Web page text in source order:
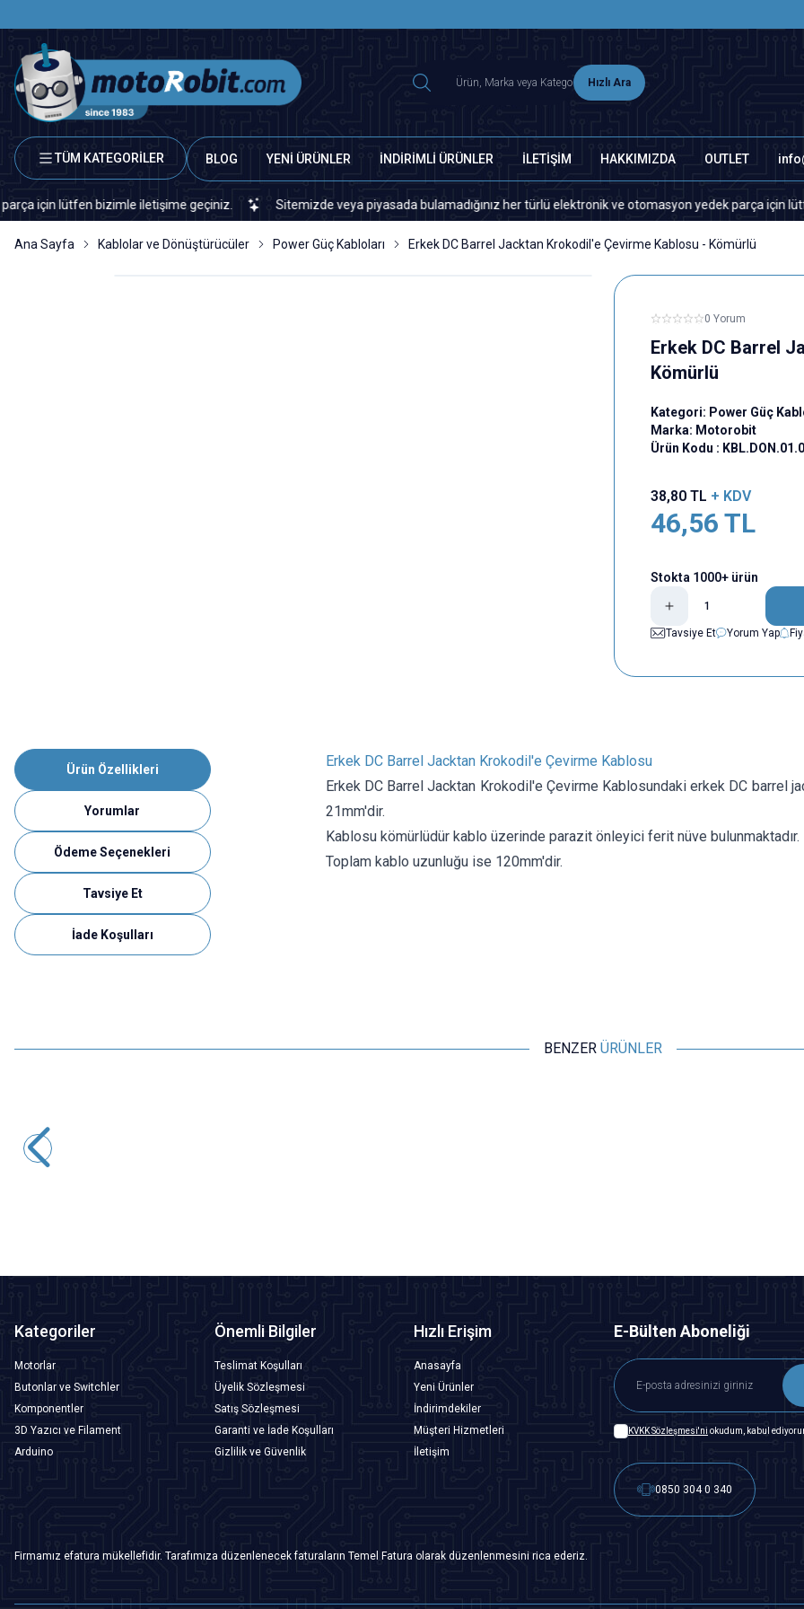
Hızlı Ara
TÜM KATEGORİLER BLOG YENİ ÜRÜNLER İNDİRİMLİ ÜRÜNLER İLETİŞİM HAKKIMIZDA OUTLET
lütfen bizimle iletişime geçiniz. Sitemizde veya piyasada bulamadığınız her türlü elektronik ve otomasyon yedek parça için lütfen
Ana Sayfa Kablolar ve Dönüştürücüler Power Güç Kabloları Erkek DC Barrel Jacktan Krokodil'e Çevirme Kablosu - Kömürlü
0 Yorum
Erkek DC Barrel
Kömürlü
Kategori: Power Güç
Marka: Motorobit
Ürün Kodu :
38,80TL + KDV
46,56 TL
Stokta 1000+ ürün
Tavsiye Et
Yorum Yap
Ürün Özellikleri
Yorumlar
Ödeme Seçenekleri
Tavsiye Et
İade Koşulları
Erkek DC Barrel Jacktan Krokodil'e Çevirme Kablosu
Erkek DC Barrel Jacktan Krokodil'e Çevirme Kablosundaki erkek DC barrel
21mm'dir.
Kablosu kömürlüdür kablo üzerinde parazit önleyici ferit nüve bulunmaktadır.
Toplam kablo uzunluğu ise 120mm'dir.
BENZER ÜRÜNLER
Kategoriler
Motorlar
Butonlar ve Switchler
Komponentler
3D Yazıcı ve Filament
Arduino
Önemli Bilgiler
Teslimat Koşulları
Üyelik Sözleşmesi
Satış Sözleşmesi
Garanti ve İade Koşulları
Gizlilik ve Güvenlik
Hızlı Erişim
Anasayfa
Yeni Ürünler
İndirimdekiler
Müşteri Hizmetleri
İletişim
E-Bülten Aboneliği
KVKK Sözleşmesi'ni okudum, kabul
0850 304 0 340
Firmamız efatura mükellefidir. Tarafımıza düzenlenecek faturaların Temel Fatura olarak düzenlenmesini rica ederiz.